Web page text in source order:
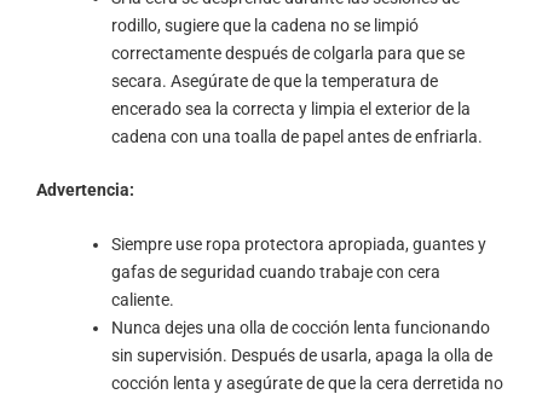
rodillo, sugiere que la cadena no se limpió
correctamente después de colgarla para que se
secara. Asegúrate de que la temperatura de
encerado sea la correcta y limpia el exterior de la
cadena con una toalla de papel antes de enfriarla.
Advertencia:
Siempre use ropa protectora apropiada, guantes y
gafas de seguridad cuando trabaje con cera
caliente.
Nunca dejes una olla de cocción lenta funcionando
sin supervisión. Después de usarla, apaga la olla de
cocción lenta y asegúrate de que la cera derretida no